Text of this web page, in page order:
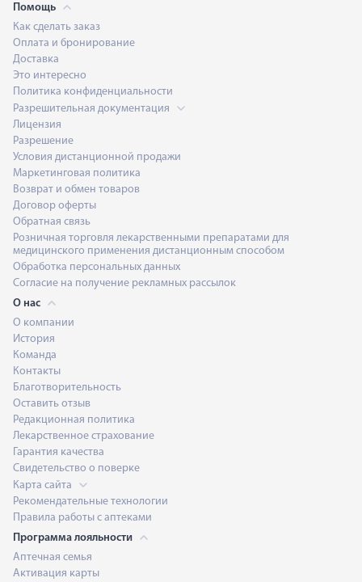
Помощь
Как сделать заказ
Оплата и бронирование
Доставка
Это интересно
Политика конфиденциальности
Разрешительная документация
Лицензия
Разрешение
Условия дистанционной продажи
Маркетинговая политика
Возврат и обмен товаров
Договор оферты
Обратная связь
Розничная торговля лекарственными препаратами для
медицинского применения дистанционным способом
Обработка персональных данных
Согласие на получение рекламных рассылок
О нас
О компании
История
Команда
Контакты
Благотворительность
Оставить отзыв
Редакционная политика
Лекарственное страхование
Гарантия качества
Свидетельство о поверке
Карта сайта
Рекомендательные технологии
Правила работы с аптеками
Программа лояльности
Аптечная семья
Активация карты